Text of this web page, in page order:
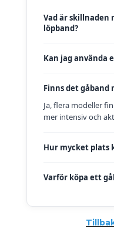
Vad är skillnaden
löpband?
Kan jag använda
Finns det gåband
Ja, flera modeller
mer intensiv och
Hur mycket plats
Varför köpa ett